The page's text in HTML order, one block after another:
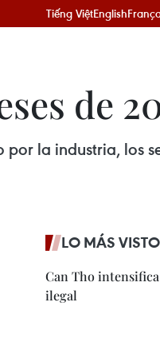
Tiếng ViệtEnglish
de
la industria, los
LO MÁS VISTO
Can Tho
ilegal